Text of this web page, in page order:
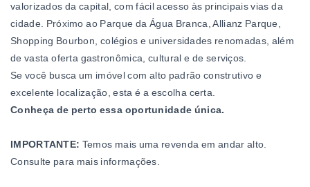
valorizados da capital, com fácil acesso às principais vias da
cidade. Próximo ao Parque da Água Branca, Allianz Parque,
Shopping Bourbon, colégios e universidades renomadas, além
de vasta oferta gastronômica, cultural e de serviços.
Se você busca um imóvel com alto padrão construtivo e
excelente localização, esta é a escolha certa.
Conheça de perto essa oportunidade única.
IMPORTANTE: Temos mais uma revenda em andar alto.
Consulte para mais informações.